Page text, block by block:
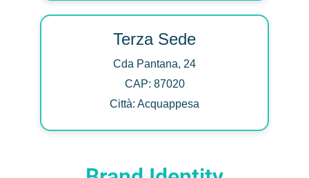
Terza Sede
Cda Pantana, 24
CAP: 87020
Città: Acquappesa